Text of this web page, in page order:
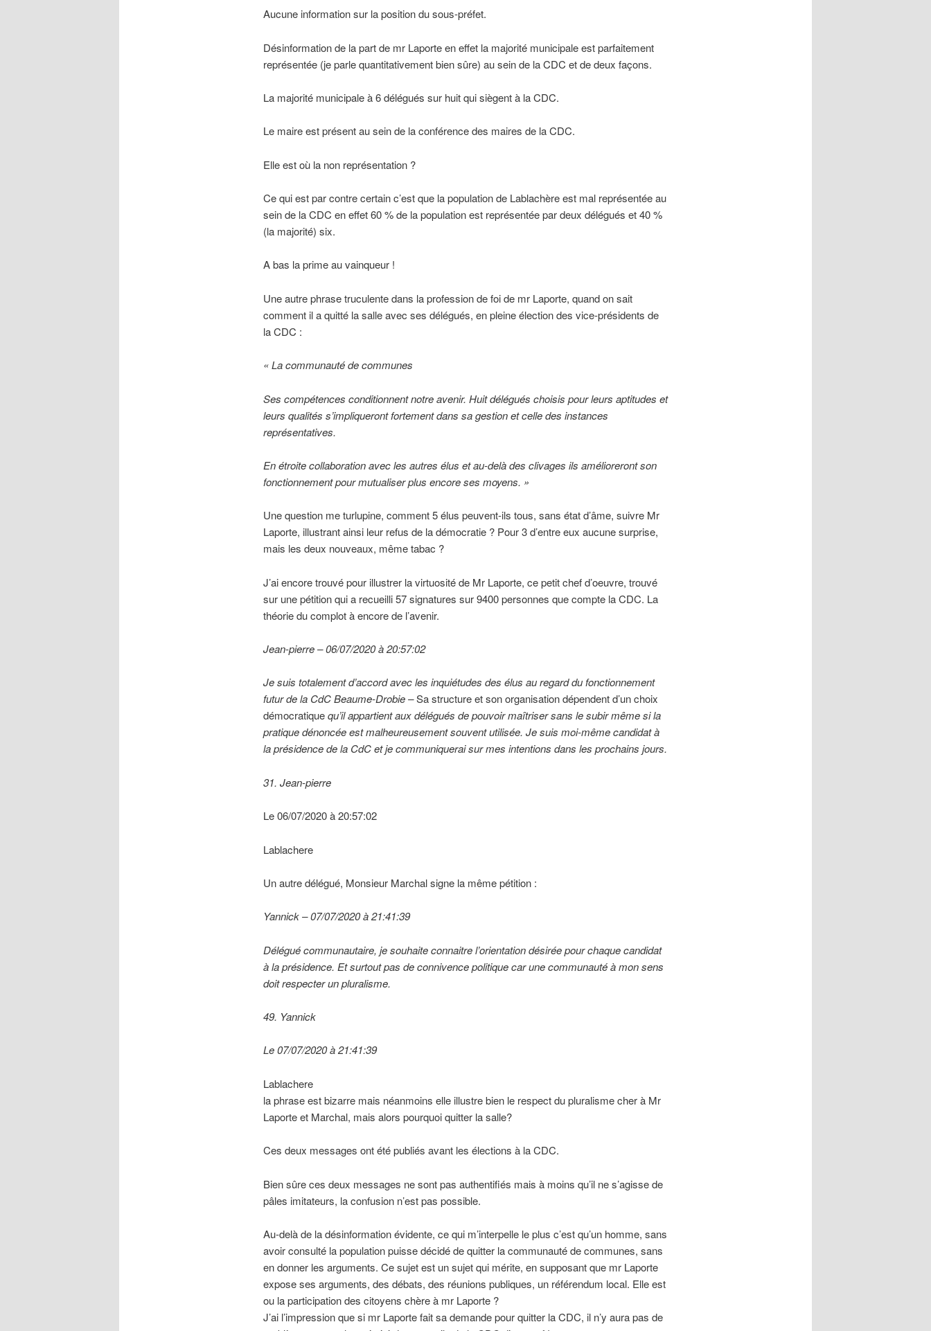
Aucune information sur la position du sous-préfet.
Désinformation de la part de mr Laporte en effet la majorité municipale est parfaitement
représentée (je parle quantitativement bien sûre) au sein de la CDC et de deux façons.
La majorité municipale à 6 délégués sur huit qui siègent à la CDC.
Le maire est présent au sein de la conférence des maires de la CDC.
Elle est où la non représentation ?
Ce qui est par contre certain c’est que la population de Lablachère est mal représentée au
sein de la CDC en effet 60 % de la population est représentée par deux délégués et 40 %
(la majorité) six.
A bas la prime au vainqueur !
Une autre phrase truculente dans la profession de foi de mr Laporte, quand on sait
comment il a quitté la salle avec ses délégués, en pleine élection des vice-présidents de
la CDC :
« La communauté de communes
Ses compétences conditionnent notre avenir. Huit délégués choisis pour leurs aptitudes et
leurs qualités s’impliqueront fortement dans sa gestion et celle des instances
représentatives.
En étroite collaboration avec les autres élus et au-delà des clivages ils amélioreront son
fonctionnement pour mutualiser plus encore ses moyens. »
Une question me turlupine, comment 5 élus peuvent-ils tous, sans état d’âme, suivre Mr
Laporte, illustrant ainsi leur refus de la démocratie ? Pour 3 d’entre eux aucune surprise,
mais les deux nouveaux, même tabac ?
J’ai encore trouvé pour illustrer la virtuosité de Mr Laporte, ce petit chef d’oeuvre, trouvé
sur une pétition qui a recueilli 57 signatures sur 9400 personnes que compte la CDC. La
théorie du complot à encore de l’avenir.
Jean-pierre – 06/07/2020 à 20:57:02
Je suis totalement d’accord avec les inquiétudes des élus au regard du fonctionnement
futur de la CdC Beaume-Drobie –Sa structure et son organisation dépendent d’un choix
démocratiquequ’il appartientaux délégués de pouvoir maîtriser sans le subir même si la
pratique dénoncée est malheureusement souvent utilisée. Je suis moi-même candidat à
la présidence de la CdC et je communiquerai sur mes intentions dans les prochains jours.
31. Jean-pierre
Le 06/07/2020 à 20:57:02
Lablachere
Un autre délégué, Monsieur Marchal signe la même pétition :
Yannick – 07/07/2020 à 21:41:39
Délégué communautaire, je souhaite connaitre l’orientation désirée pour chaque candidat
à la présidence. Et surtout pas de connivence politique car une communauté à mon sens
doit respecter un pluralisme.
49. Yannick
Le 07/07/2020 à 21:41:39
Lablachere
la phrase est bizarre mais néanmoins elle illustre bien le respect du pluralisme cher à Mr
Laporte et Marchal, mais alors pourquoi quitter la salle?
Ces deux messages ont été publiés avant les élections à la CDC.
Bien sûre ces deux messages ne sont pas authentifiés mais à moins qu’il ne s’agisse de
pâles imitateurs, la confusion n’est pas possible.
Au-delà de la désinformation évidente, ce qui m’interpelle le plus c’est qu’un homme, sans
avoir consulté la population puisse décidé de quitter la communauté de communes, sans
en donner les arguments. Ce sujet est un sujet qui mérite, en supposant que mr Laporte
expose ses arguments, des débats, des réunions publiques, un référendum local. Elle est
ou la participation des citoyens chère à mr Laporte ?
J’ai l’impression que si mr Laporte fait sa demande pour quitter la CDC, il n’y aura pas de